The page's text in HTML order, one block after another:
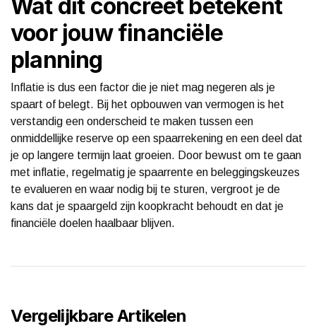
Wat dit concreet betekent
voor jouw financiële
planning
Inflatie is dus een factor die je niet mag negeren als je
spaart of belegt. Bij het opbouwen van vermogen is het
verstandig een onderscheid te maken tussen een
onmiddellijke reserve op een spaarrekening en een deel dat
je op langere termijn laat groeien. Door bewust om te gaan
met inflatie, regelmatig je spaarrente en beleggingskeuzes
te evalueren en waar nodig bij te sturen, vergroot je de
kans dat je spaargeld zijn koopkracht behoudt en dat je
financiële doelen haalbaar blijven.
Vergelijkbare Artikelen